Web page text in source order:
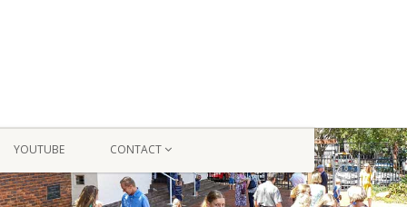
YOUTUBE CONTACT